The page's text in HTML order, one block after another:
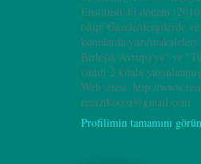
Enstitüsü 43.dönem
olup; Gazete/dergilerde
konularda yazı/
Birleşik Avrupa'ya" ve
isimli 2 kitabı
Web sitesi: http://
remzikocoz@gmail.com
Profilimin tamamını